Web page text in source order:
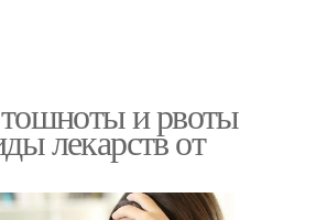
и рвоты
лекарств от